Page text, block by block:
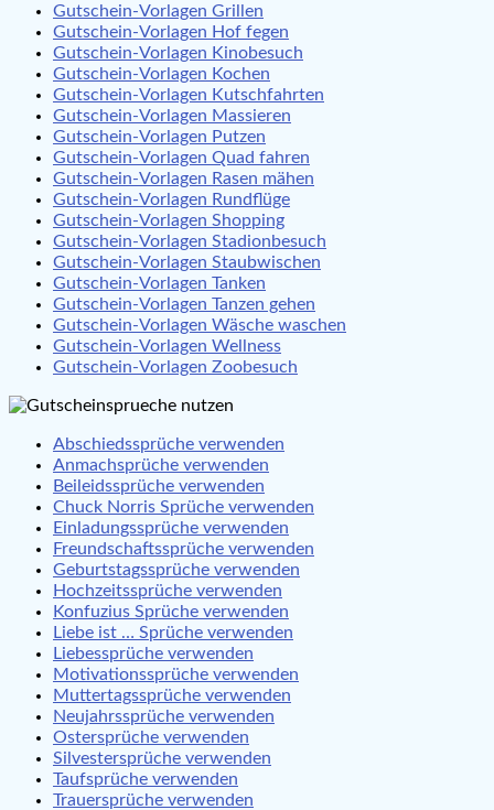
Gutschein-Vorlagen Grillen
Gutschein-Vorlagen Hof fegen
Gutschein-Vorlagen Kinobesuch
Gutschein-Vorlagen Kochen
Gutschein-Vorlagen Kutschfahrten
Gutschein-Vorlagen Massieren
Gutschein-Vorlagen Putzen
Gutschein-Vorlagen Quad fahren
Gutschein-Vorlagen Rasen mähen
Gutschein-Vorlagen Rundflüge
Gutschein-Vorlagen Shopping
Gutschein-Vorlagen Stadionbesuch
Gutschein-Vorlagen Staubwischen
Gutschein-Vorlagen Tanken
Gutschein-Vorlagen Tanzen gehen
Gutschein-Vorlagen Wäsche waschen
Gutschein-Vorlagen Wellness
Gutschein-Vorlagen Zoobesuch
Abschiedssprüche verwenden
Anmachsprüche verwenden
Beileidssprüche verwenden
Chuck Norris Sprüche verwenden
Einladungssprüche verwenden
Freundschaftssprüche verwenden
Geburtstagssprüche verwenden
Hochzeitssprüche verwenden
Konfuzius Sprüche verwenden
Liebe ist … Sprüche verwenden
Liebessprüche verwenden
Motivationssprüche verwenden
Muttertagssprüche verwenden
Neujahrssprüche verwenden
Ostersprüche verwenden
Silvestersprüche verwenden
Taufsprüche verwenden
Trauersprüche verwenden